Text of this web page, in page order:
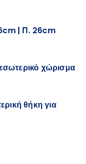
| Π. 26cm
χώρισμα
θήκη για